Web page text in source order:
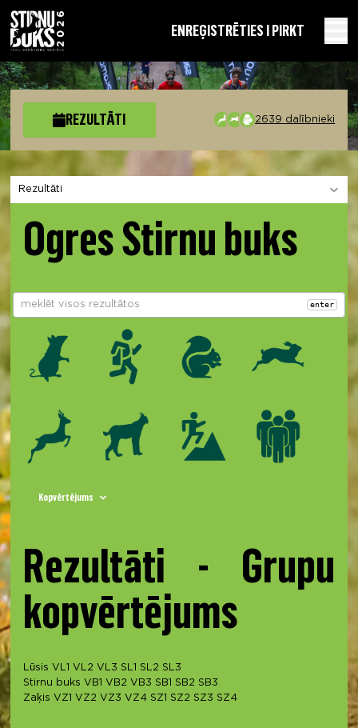
ENREĢISTRĒTIES I PIRKT
REZULTĀTI 2639 dalībnieki
Izvēlies sadaļu
Ogres Stirnu buks
enter
Kopvērtējums
Rezultāti - Grupu
kopvērtējums
Lūsis VL1 VL2 VL3 SL1 SL2 SL3
Stirnu buks VB1 VB2 VB3 SB1 SB2 SB3
Zaķis VZ1 VZ2 VZ3 VZ4 SZ1 SZ2 SZ3 SZ4